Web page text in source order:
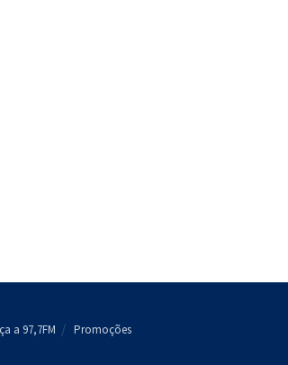
a 97,7FM Promoções